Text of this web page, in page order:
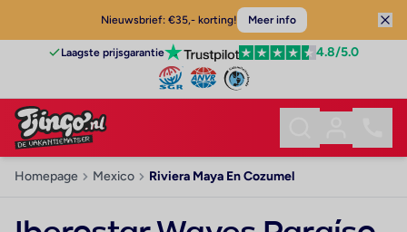
Nieuwsbrief: €35,- korting! Meer info
Laagste prijsgarantie 4.8/5.0
Homepage Mexico Riviera Maya En Cozumel